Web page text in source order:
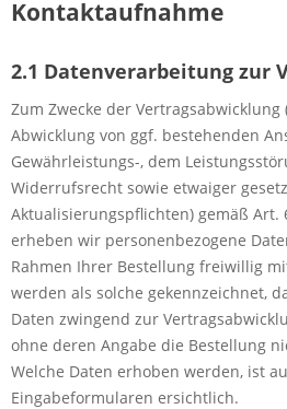
Kontaktaufnahme
2.1 Datenverarbeitung zur
Zum Zwecke der
Abwicklung von ggf. bestehenden
Gewährleistungs-, dem
Widerrufsrecht sowie etwaiger
Aktualisierungspflichten) gemäß Art.
erheben wir personenbezogene
Rahmen Ihrer Bestellung freiwillig
werden als solche gekennzeichnet,
Daten zwingend zur
ohne deren Angabe die Bestellung
Welche Daten erhoben werden, ist
Eingabeformularen ersichtlich.